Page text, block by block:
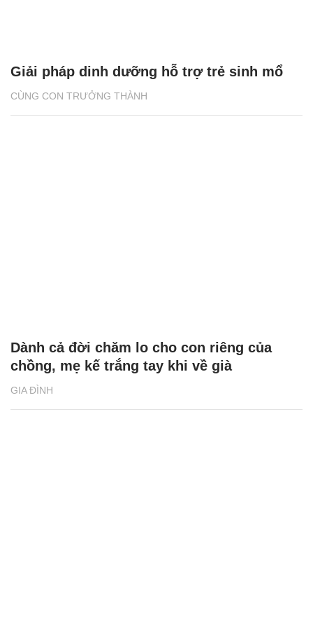
CÙNG CON TRƯỞNG THÀNH
Giải pháp dinh dưỡng hỗ trợ trẻ sinh mổ
GIA ĐÌNH
Dành cả đời chăm lo cho con riêng của
chồng, mẹ kế trắng tay khi về già